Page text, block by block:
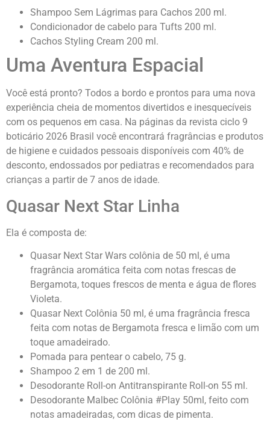
Shampoo Sem Lágrimas para Cachos 200 ml.
Condicionador de cabelo para Tufts 200 ml.
Cachos Styling Cream 200 ml.
Uma Aventura Espacial
Você está pronto? Todos a bordo e prontos para uma nova
experiência cheia de momentos divertidos e inesquecíveis
com os pequenos em casa. Na páginas da revista ciclo 9
boticário 2026 Brasil você encontrará fragrâncias e produtos
de higiene e cuidados pessoais disponíveis com 40% de
desconto, endossados por pediatras e recomendados para
crianças a partir de 7 anos de idade.
Quasar Next Star Linha
Ela é composta de:
Quasar Next Star Wars colônia de 50 ml, é uma
fragrância aromática feita com notas frescas de
Bergamota, toques frescos de menta e água de flores
Violeta.
Quasar Next Colônia 50 ml, é uma fragrância fresca
feita com notas de Bergamota fresca e limão com um
toque amadeirado.
Pomada para pentear o cabelo, 75 g.
Shampoo 2 em 1 de 200 ml.
Desodorante Roll-on Antitranspirante Roll-on 55 ml.
Desodorante Malbec Colônia #Play 50ml, feito com
notas amadeiradas, com dicas de pimenta.